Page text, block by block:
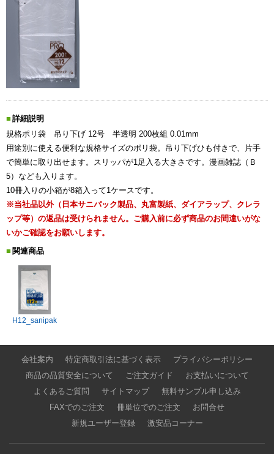
詳細説明
規格ポリ袋 吊り下げ 12号 半透明 200枚組 0.01mm
用途別に使える便利な規格サイズのポリ袋。吊り下げひも付きで、片手
で簡単に取り出せます。スリッパが1足入る大きさです。漫画雑誌（Ｂ
5）なども入ります。
10冊入りの小箱が8箱入って1ケースです。
※当社品以外（日本サニパック製品、丸富製紙、ダイアラップ、クレラ
ップ等）の返品は受けられません。ご購入前に必ず商品のお間違いがな
いかご確認をお願いします。
関連商品
H12_sanipak
会社案内 特定商取引法に基づく表示
プライバシーポリシー
商品の品質安全について
ご注文ガイド
お支払いについて
よくあるご質問
サイトマップ
無料サンプル申し込み
FAXでのご注文
冊単位でのご注文
お問合せ
新規ユーザー登録
激安品コーナー